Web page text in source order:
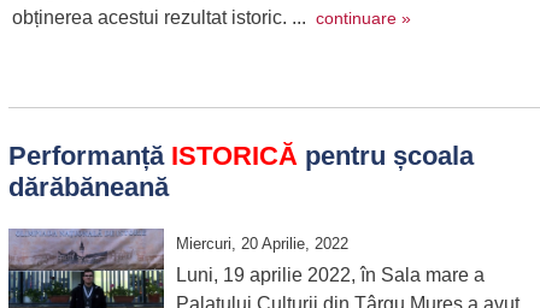
obținerea acestui rezultat istoric. ... continuare »
Performanță ISTORICĂpentru școala
dărăbăneană
Miercuri, 20 Aprilie, 2022
Luni, 19 aprilie 2022, în Sala mare a
Palatului Culturii din Târgu Mureș a avut